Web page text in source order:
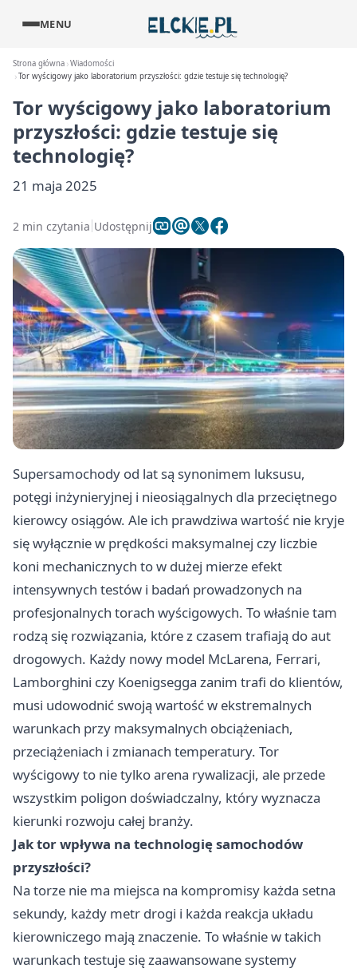
MENU
Strona główna Wiadomości
Tor wyścigowy jako laboratorium przyszłości: gdzie testuje się technologię?
Tor wyścigowy jako laboratorium
przyszłości: gdzie testuje się
technologię?
21 maja 2025
2 min czytania Udostępnij
Supersamochody od lat są synonimem luksusu,
potęgi inżynieryjnej i nieosiągalnych dla przeciętnego
kierowcy osiągów. Ale ich prawdziwa wartość nie kryje
się wyłącznie w prędkości maksymalnej czy liczbie
koni mechanicznych to w dużej mierze efekt
intensywnych testów i badań prowadzonych na
profesjonalnych torach wyścigowych. To właśnie tam
rodzą się rozwiązania, które z czasem trafiają do aut
drogowych. Każdy nowy model McLarena, Ferrari,
Lamborghini czy Koenigsegga zanim trafi do klientów,
musi udowodnić swoją wartość w ekstremalnych
warunkach przy maksymalnych obciążeniach,
przeciążeniach i zmianach temperatury. Tor
wyścigowy to nie tylko arena rywalizacji, ale przede
wszystkim poligon doświadczalny, który wyznacza
kierunki rozwoju całej branży.
Jak tor wpływa na technologię samochodów
przyszłości?
Na torze nie ma miejsca na kompromisy każda setna
sekundy, każdy metr drogi i każda reakcja układu
kierowniczego mają znaczenie. To właśnie w takich
warunkach testuje się zaawansowane systemy